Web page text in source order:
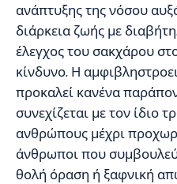
ανάπτυξης της νόσου
διάρκεια ζωής με
έλεγχος του σακχάρου
κίνδυνο. Η
προκαλεί κανένα
συνεχίζεται με τον ίδιο
ανθρώπους μέχρι
άνθρωποι που
θολή όραση ή ξαφνική